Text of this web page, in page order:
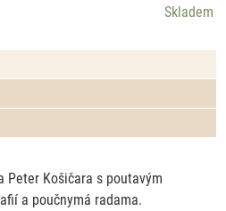
Skladem
Peter Košičara s poutavým
a poučnymá radama.